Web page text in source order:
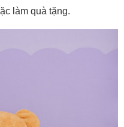
làm quà tặng.